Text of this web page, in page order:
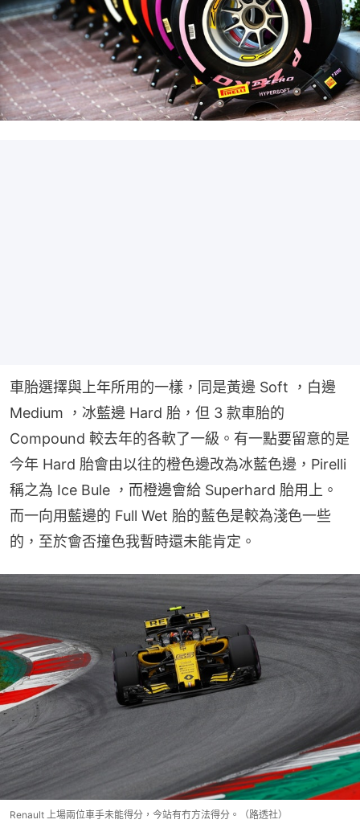
車胎選擇與上年所用的一樣，同是黃邊 Soft ，白邊
Medium ，冰藍邊 Hard 胎，但 3 款車胎的
Compound 較去年的各軟了一級。有一點要留意的是
今年 Hard 胎會由以往的橙色邊改為冰藍色邊，Pirelli
稱之為 Ice Bule ，而橙邊會給 Superhard 胎用上。
而一向用藍邊的 Full Wet 胎的藍色是較為淺色一些
的，至於會否撞色我暫時還未能肯定。
Renault 上場兩位車手未能得分，今站有冇方法得分。（路透社）